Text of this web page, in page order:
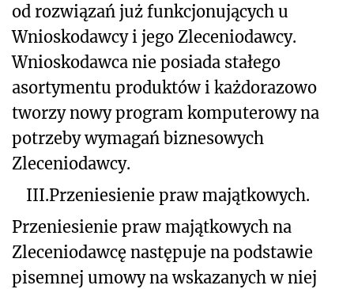
od rozwiązań już funkcjonujących u
Wnioskodawcy i jego Zleceniodawcy.
Wnioskodawca nie posiada stałego
asortymentu produktów i każdorazowo
tworzy nowy program komputerowy na
potrzeby wymagań biznesowych
Zleceniodawcy.
III.Przeniesienie praw majątkowych.
Przeniesienie praw majątkowych na
Zleceniodawcę następuje na podstawie
pisemnej umowy na wskazanych w niej